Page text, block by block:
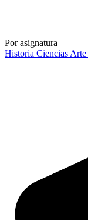
Por asignatura
Historia Ciencias Arte